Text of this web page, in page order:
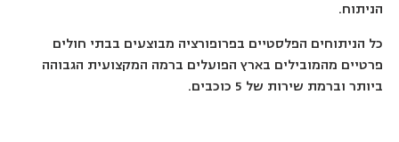
הניתוח.
כל הניתוחים הפלסטיים בפרופורציה מבוצעים בבתי חולים
פרטיים מהמובילים בארץ הפועלים ברמה המקצועית הגבוהה
ביותר וברמת שירות של 5 כוכבים.